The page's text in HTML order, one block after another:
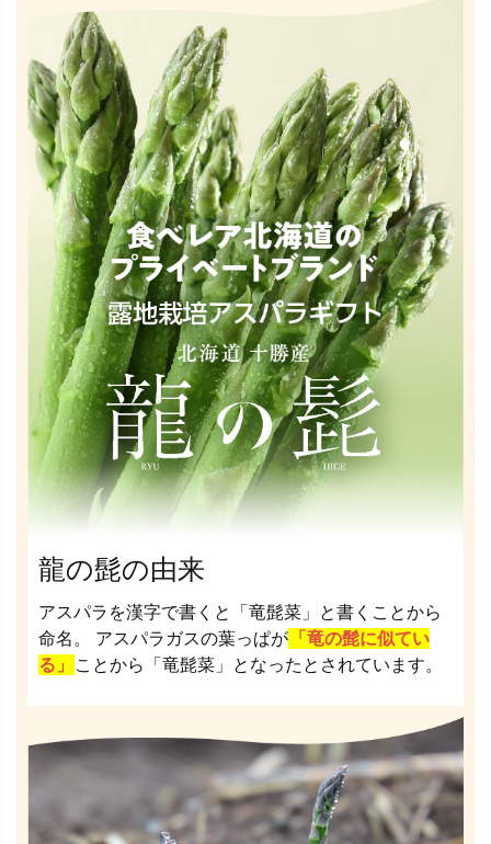
龍の髭の由来
アスパラを漢字で書くと「竜髭菜」と書くことから
命名。 アスパラガスの葉っぱが 「竜の髭に似てい
る」
ことから「竜髭菜」となったとされています。